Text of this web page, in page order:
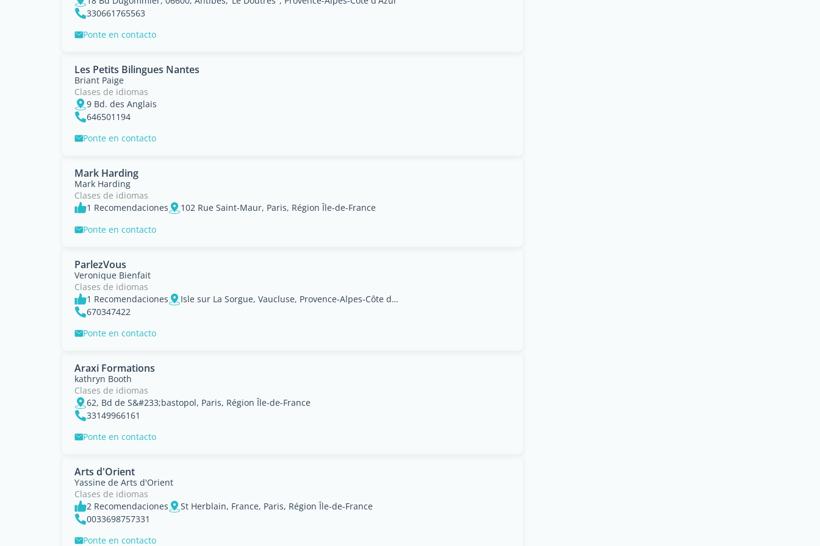
330661765563
Ponte en contacto
Les Petits Bilingues Nantes
Briant Paige
Clases de idiomas
9 Bd. des Anglais
646501194
Ponte en contacto
Mark Harding
Mark Harding
Clases de idiomas
1 Recomendaciones
102 Rue Saint-Maur, Paris, Région Île-de-France
Ponte en contacto
ParlezVous
Veronique Bienfait
Clases de idiomas
1 Recomendaciones
Isle sur La Sorgue, Vaucluse, Provence-Alpes-Côte d'Azur
670347422
Ponte en contacto
Araxi Formations
kathryn Booth
Clases de idiomas
62, Bd de S&#233;bastopol, Paris, Région Île-de-France
33149966161
Ponte en contacto
Arts d'Orient
Yassine de Arts d'Orient
Clases de idiomas
2 Recomendaciones
St Herblain, France, Paris, Région Île-de-France
0033698757331
Ponte en contacto